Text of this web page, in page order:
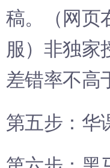
稿。（网页
服）非独家
差错率不高
第五步：华